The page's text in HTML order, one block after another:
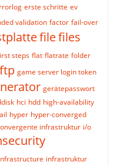
erste schritte ev
validation factor fail-over
filefiles
steps flat flatrate folder
ftp game server login token
gerätepasswort
hci hdd high-availability
hyper hyper-converged
infrastruktur i/o
infrastruktur